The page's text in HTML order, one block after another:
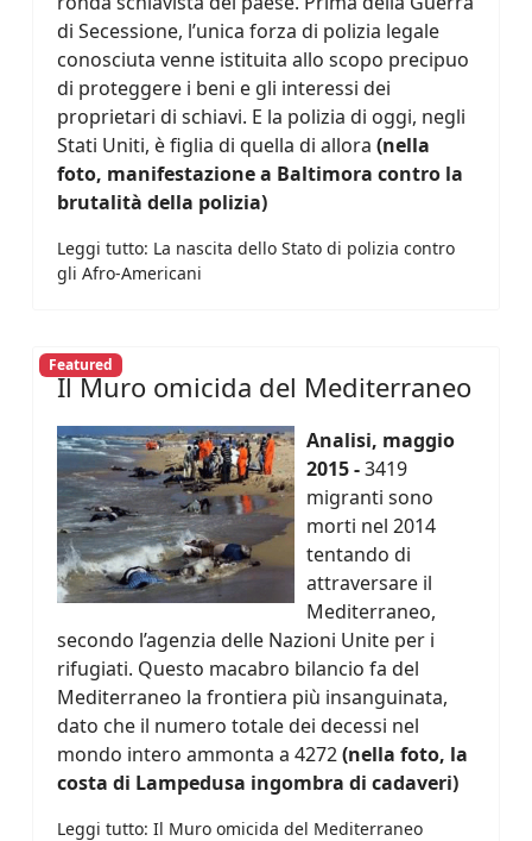
di Secessione, l’unica forza di polizia legale
conosciuta venne istituita allo scopo precipuo
di proteggere i beni e gli interessi dei
proprietari di schiavi. E la polizia di oggi, negli
Stati Uniti, è figlia di quella di allora (nella
foto, manifestazione a Baltimora contro la
brutalità della polizia)
Leggi tutto: La nascita dello Stato di polizia contro
gli Afro-Americani
Featured
Il Muro omicida del Mediterraneo
Analisi, maggio
2015 -3419
migranti sono
morti nel 2014
tentando di
attraversare il
Mediterraneo,
secondo l’agenzia delle Nazioni Unite per i
rifugiati. Questo macabro bilancio fa del
Mediterraneo la frontiera più insanguinata,
dato che il numero totale dei decessi nel
mondo intero ammonta a 4272(nella foto, la
costa di Lampedusa ingombra di cadaveri)
Leggi tutto: Il Muro omicida del Mediterraneo